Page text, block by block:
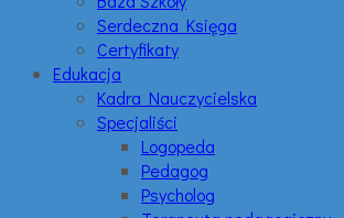
Serdeczna Księga
Certyfikaty
Edukacja
Kadra Nauczycielska
Specjaliści
Logopeda
Pedagog
Psycholog